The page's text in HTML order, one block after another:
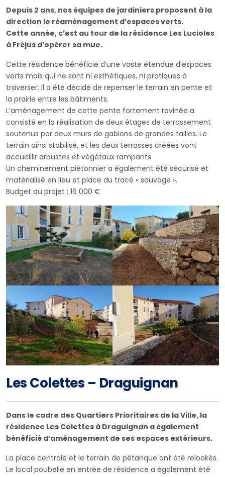
Depuis 2 ans, nos équipes de jardiniers proposent à la
direction le réaménagement d’espaces verts.
Cette année, c’est au tour de la résidence Les Lucioles
à Fréjus d’opérer sa mue.
Cette résidence bénéficie d’une vaste étendue d’espaces
verts mais qui ne sont ni esthétiques, ni pratiques à
traverser. Il a été décidé de repenser le terrain en pente et
la prairie entre les bâtiments.
L’aménagement de cette pente fortement ravinée a
consisté en la réalisation de deux étages de terrassement
soutenus par deux murs de gabions de grandes tailles. Le
terrain ainsi stabilisé, et les deux terrasses créées vont
accueillir arbustes et végétaux rampants.
Un cheminement piétonnier a également été sécurisé et
matérialisé en lieu et place du tracé « sauvage ».
Budget du projet : 16 000 €
Les Colettes – Draguignan
Dans le cadre des Quartiers Prioritaires de la Ville, la
résidence Les Colettes à Draguignan a également
bénéficié d’aménagement de ses espaces extérieurs.
La place centrale et le terrain de pétanque ont été relookés.
Le local poubelle en entrée de résidence a également été